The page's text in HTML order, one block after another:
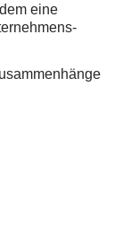
eine